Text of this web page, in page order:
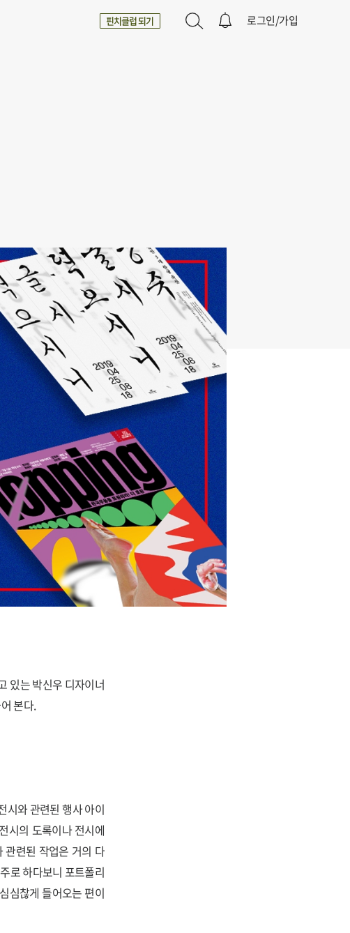
핀치클럽 되기 로그인/가입
있는 박신우 디자이너
본다.
시와 관련된 행사 아이
시의 도록이나 전시에
관련된 작업은 거의 다
로 하다보니 포트폴리
심찮게 들어오는 편이